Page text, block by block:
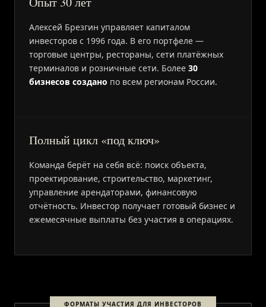
Алексей Брезгин управляет капиталом
инвесторов с 1996 года. В его портфеле —
торговые центры, рестораны, сети платёжных
терминалов и розничные сети. Более 30
бизнесов создано по всем регионам России.
Полный цикл «под ключ»
Команда берёт на себя всё: поиск объекта,
проектирование, строительство, маркетинг,
управление арендаторами, финансовую
отчётность. Инвестор получает готовый бизнес и
ежемесячные выплаты без участия в операциях.
ФОРМАТЫ УЧАСТИЯ ДЛЯ ИНВЕСТОРОВ